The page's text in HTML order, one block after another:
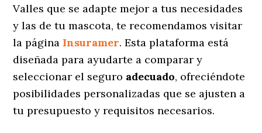
Valles que se adapte mejor a tus necesidades
y las de tu mascota, te recomendamos visitar
la página Insuramer. Esta plataforma está
diseñada para ayudarte a comparar y
seleccionar el seguro adecuado, ofreciéndote
posibilidades personalizadas que se ajusten a
tu presupuesto y requisitos necesarios.